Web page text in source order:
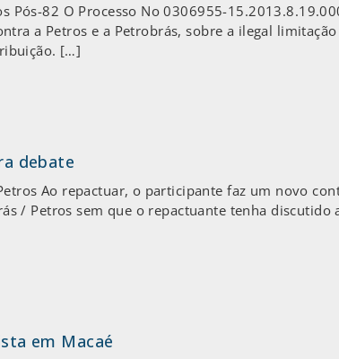
Pós-82 O Processo No 0306955-
a Petros e a Petrobrás, sobre a ilegal
[…]
debate
Ao repactuar, o participante faz um novo
/ Petros sem que o repactuante tenha discutido
em Macaé